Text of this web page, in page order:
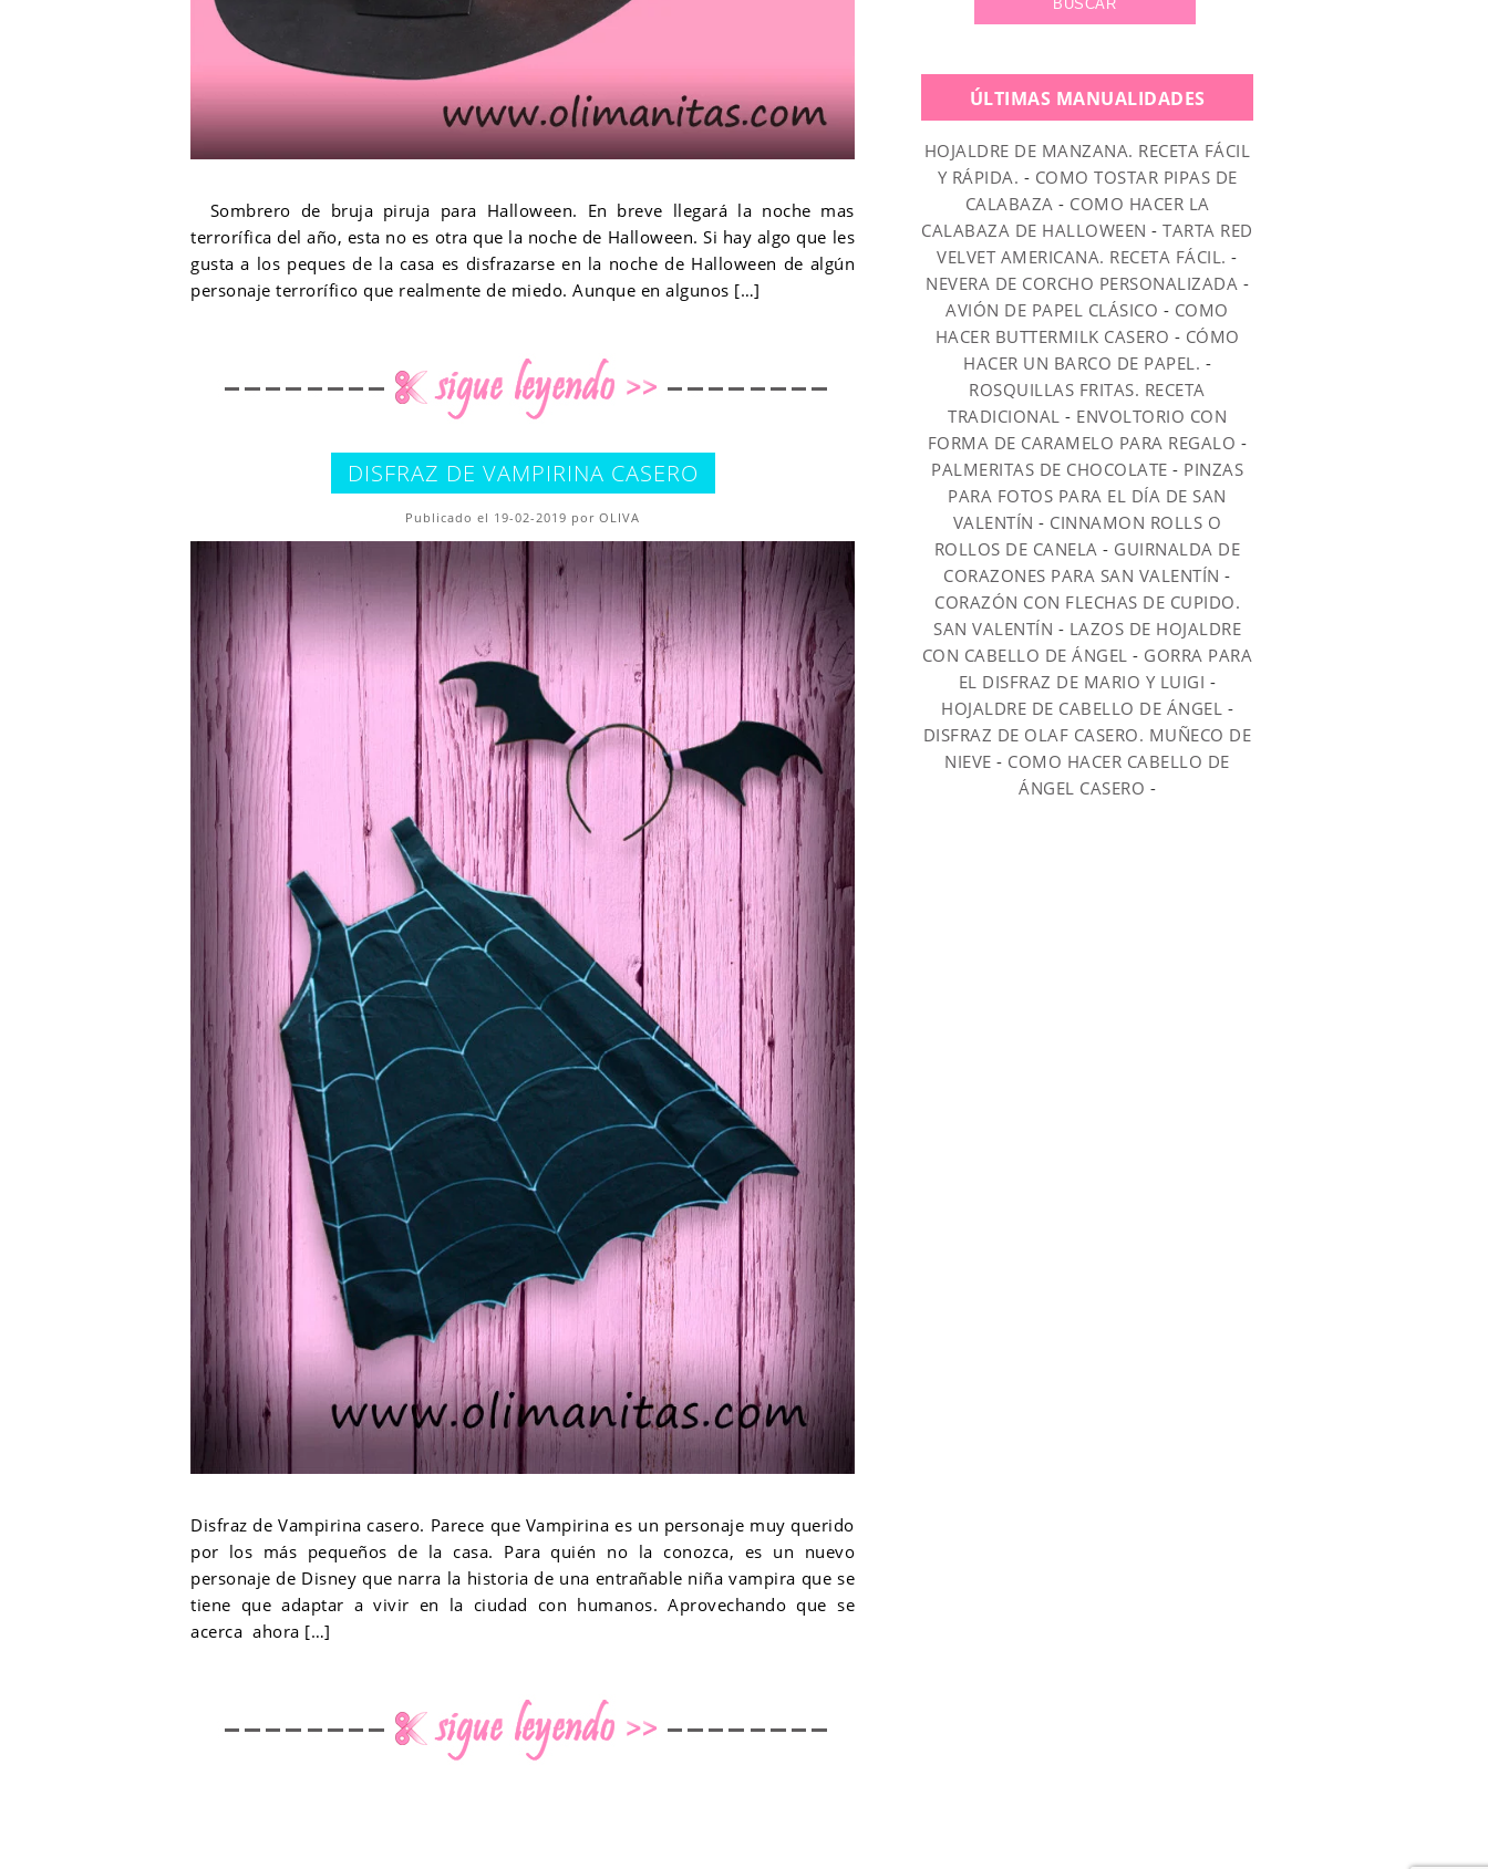
Sombrero de bruja piruja para Halloween. En breve llegará la noche mas
terrorífica del año, esta no es otra que la noche de Halloween. Si hay algo que les
gusta a los peques de la casa es disfrazarse en la noche de Halloween de algún
personaje terrorífico que realmente de miedo. Aunque en algunos […]
DISFRAZ DE VAMPIRINA CASERO
Publicado el 19-02-2019 por OLIVA
Disfraz de Vampirina casero. Parece que Vampirina es un personaje muy querido
por los más pequeños de la casa. Para quién no la conozca, es un nuevo
personaje de Disney que narra la historia de una entrañable niña vampira que se
tiene que adaptar a vivir en la ciudad con humanos. Aprovechando que se
acerca ahora […]
ÚLTIMAS MANUALIDADES
HOJALDRE DE MANZANA. RECETA FÁCIL
Y RÁPIDA. - COMO TOSTAR PIPAS DE
CALABAZA - COMO HACER LA
CALABAZA DE HALLOWEEN -TARTA RED
VELVET AMERICANA. RECETA FÁCIL. -
NEVERA DE CORCHO PERSONALIZADA -
AVIÓN DE PAPEL CLÁSICO - COMO
HACER BUTTERMILK CASERO - CÓMO
HACER UN BARCO DE PAPEL. -
ROSQUILLAS FRITAS. RECETA
TRADICIONAL - ENVOLTORIO CON
FORMA DE CARAMELO PARA REGALO -
PALMERITAS DE CHOCOLATE - PINZAS
PARA FOTOS PARA EL DÍA DE SAN
VALENTÍN - CINNAMON ROLLS O
ROLLOS DE CANELA - GUIRNALDA DE
CORAZONES PARA SAN VALENTÍN -
CORAZÓN CON FLECHAS DE CUPIDO.
SAN VALENTÍN - LAZOS DE HOJALDRE
CON CABELLO DE ÁNGEL - GORRA PARA
EL DISFRAZ DE MARIO Y LUIGI -
HOJALDRE DE CABELLO DE ÁNGEL -
DISFRAZ DE OLAF CASERO. MUÑECO DE
NIEVE - COMO HACER CABELLO DE
ÁNGEL CASERO -